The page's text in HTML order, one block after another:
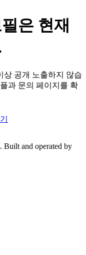
은 현재
상 공개 노출하지 않습
과 문의 페이지를 확
Built and operated by